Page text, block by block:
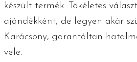
készült termék. Tökéletes
ajándékként, de legyen akár
Karácsony, garantáltan
vele.